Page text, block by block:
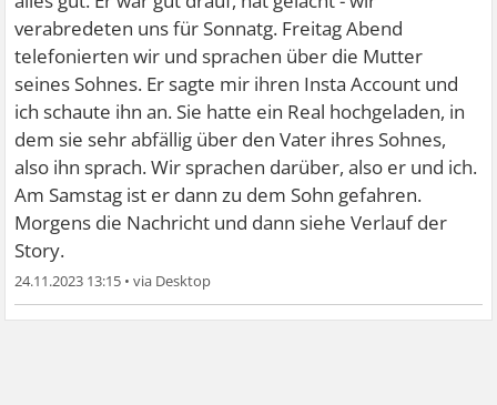
verabredeten uns für Sonnatg. Freitag Abend
telefonierten wir und sprachen über die Mutter
seines Sohnes. Er sagte mir ihren Insta Account und
ich schaute ihn an. Sie hatte ein Real hochgeladen, in
dem sie sehr abfällig über den Vater ihres Sohnes,
also ihn sprach. Wir sprachen darüber, also er und ich.
Am Samstag ist er dann zu dem Sohn gefahren.
Morgens die Nachricht und dann siehe Verlauf der
Story.
24.11.2023 13:15 •